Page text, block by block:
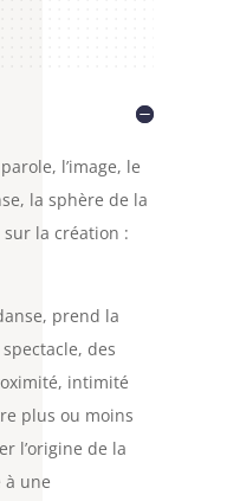
l’image, le
la sphère de la
la création :
prend la
des
intimité
plus ou moins
l’origine de la
une